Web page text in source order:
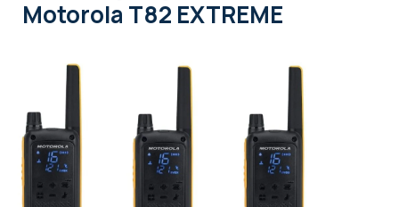
Motorola T82 EXTREME